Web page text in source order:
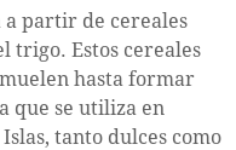
a partir de cereales
trigo. Estos cereales
hasta formar
que se utiliza en
tanto dulces como